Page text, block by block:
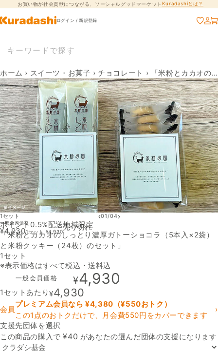
コンテンツに進
む
お買い物が社会貢献につながる、ソーシャルグッドマーケット Kuradashiとは？
ログイン / 新規登録
ホーム › スイーツ・お菓子 › チョコレート › 「米粉とカカオのしっとり濃厚ガトーショコラ（5本入×2袋）と米粉クッキー（24枚）のセット」
1セット ‹01/04›
ポイント0.5%配送地域限定
「米粉とカカオのしっとり濃厚ガトーショコラ（5本入×2袋）
と米粉クッキー（24枚）のセット」
1セット
※表示価格はすべて税込・送料込
一般会員価格 ¥4,930
1セットあたり¥4,930
会員
プレミアム会員なら ¥4,380 （¥550おトク）
この1点のおトクだけで、月会費550円をカバーできます
›
支援先団体を選択
この商品の購入で¥40 があなたの選んだ団体の支援になります
支援先団体
一般会員価格
¥4,9301セット ¥4,930
売り切れ